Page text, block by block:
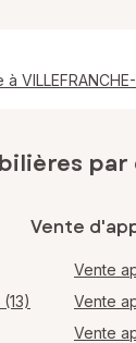
Vente
Vente
Vente
Vente